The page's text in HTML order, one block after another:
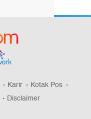
Karir
Kotak Pos
Disclaimer